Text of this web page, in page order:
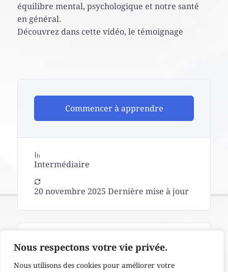
Nous respectons votre vie privée.
Nous utilisons des cookies pour améliorer votre
équilibre mental, psychologique et notre santé
en général.
Découvrez dans cette vidéo, le témoignage
Commencer à apprendre
Intermédiaire
20 novembre 2025 Dernière mise à jour
Un cours de
AM